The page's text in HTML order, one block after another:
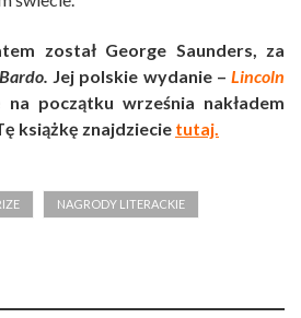
został George Saunders, za
Jej polskie wydanie – Lincoln
początku września nakładem
książkę znajdziecie tutaj.
NAGRODY LITERACKIE